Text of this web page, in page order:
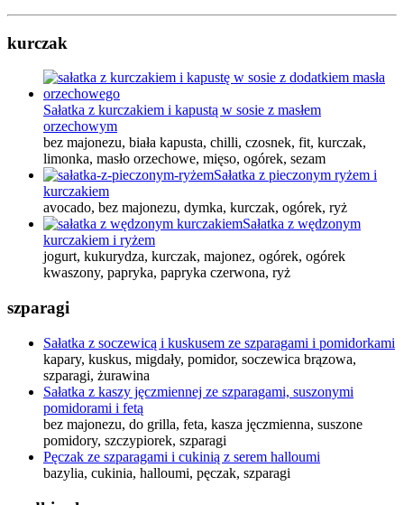
kurczak
Sałatka z kurczakiem i kapustą w sosie z masłem
orzechowym
bez majonezu, biała kapusta, chilli, czosnek, fit, kurczak,
limonka, masło orzechowe, mięso, ogórek, sezam
Sałatka z pieczonym ryżem i
kurczakiem
avocado, bez majonezu, dymka, kurczak, ogórek, ryż
Sałatka z wędzonym
kurczakiem i ryżem
jogurt, kukurydza, kurczak, majonez, ogórek, ogórek
kwaszony, papryka, papryka czerwona, ryż
szparagi
Sałatka z soczewicą i kuskusem ze szparagami i pomidorkami
kapary, kuskus, migdały, pomidor, soczewica brązowa,
szparagi, żurawina
Sałatka z kaszy jęczmiennej ze szparagami, suszonymi
pomidorami i fetą
bez majonezu, do grilla, feta, kasza jęczmienna, suszone
pomidory, szczypiorek, szparagi
Pęczak ze szparagami i cukinią z serem halloumi
bazylia, cukinia, halloumi, pęczak, szparagi